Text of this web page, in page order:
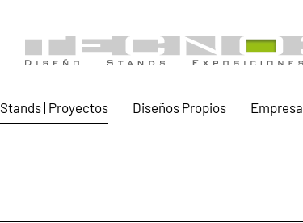
Stands | Proyectos Diseños Propios Empresa